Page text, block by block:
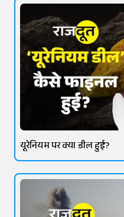
यूरेनियम पर क्या डील हुई?